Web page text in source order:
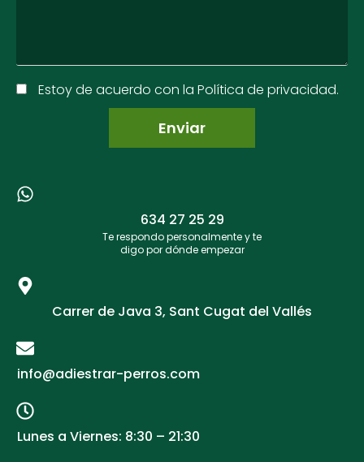
Estoy de acuerdo con la Política de privacidad.
634 27 25 29​
Te respondo personalmente y te
digo por dónde empezar
Carrer de Java 3, Sant Cugat del Vallés
info@adiestrar-perros.com
Lunes a Viernes: 8:30 – 21:30